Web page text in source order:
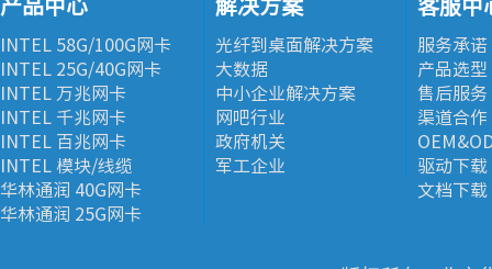
产品中心
INTEL 58G/100G网卡
INTEL 25G/40G网卡
INTEL 万兆网卡
INTEL 千兆网卡
INTEL 百兆网卡
INTEL 模块/线缆
华林通润 40G网卡
华林通润 25G网卡
解决方案
光纤到桌面解决方案
大数据
中小企业解决方案
网吧行业
政府机关
军工企业
客服中
服务承诺
产品选型
售后服务
渠道合作
驱动下载
文档下载